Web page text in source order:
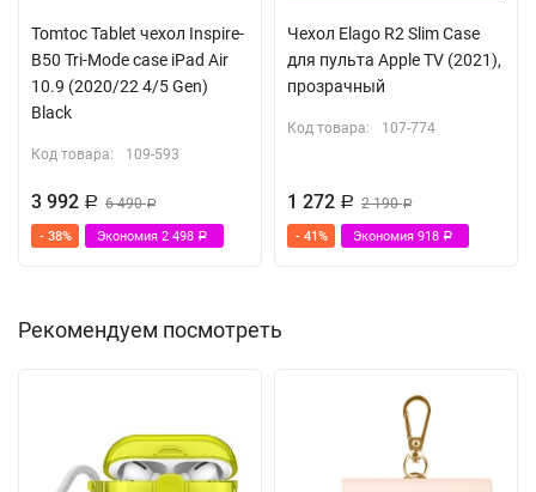
Tomtoc Tablet чехол Inspire-
B50 Tri-Mode case iPad Air
10.9 (2020/22 4/5 Gen)
Black
Код товара: 109-593
3 992 Р 6 490Р
- 38% Экономия 2 498 Р
Чехол Elago R2 Slim Case
для пульта Apple TV (2021),
прозрачный
Код товара: 107-774
1 272 Р 2 190Р
- 41% Экономия 918 Р
Рекомендуем посмотреть